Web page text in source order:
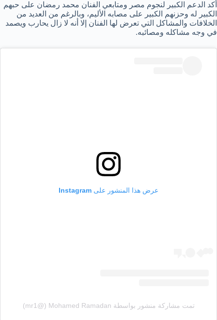
أكد الدعم الكبير لنجوم مصر ومتابعي الفنان محمد رمضان على حبهم
الكبير له وحزنهم الكبير على مصابه الأليم، وبالرغم من العديد من
الخلافات والمشاكل التي تعرض لها الفنان إلا أنه لا زال يحارب ويصمد
في وجه مشاكله ومصائبه.
عرض هذا المنشور على Instagram
تمت مشاركة منشور بواسطة ‏‎Mohamed Ramadan‎‏ (@‏‎mr1‎‏)